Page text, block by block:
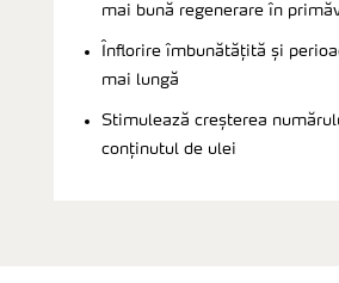
mai bună regenerare în
Înflorire îmbunătățită și
mai lungă
Stimulează creșterea
conținutul de ulei